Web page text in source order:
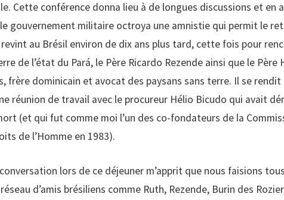
Cette conférence donna lieu à de longues discussions et en
gouvernement militaire octroya une amnistie qui permit le
au Brésil environ de dix ans plus tard, cette fois pour
de l’état du Pará, le Père Ricardo Rezende ainsi que le Père
frère dominicain et avocat des paysans sans terre. Il se rendit
réunion de travail avec le procureur Hélio Bicudo qui avait
(et qui fut comme moi l’un des co-fondateurs de la
de l’Homme en 1983).
lors de ce déjeuner m’apprit que nous faisions
d’amis brésiliens comme Ruth, Rezende, Burin des